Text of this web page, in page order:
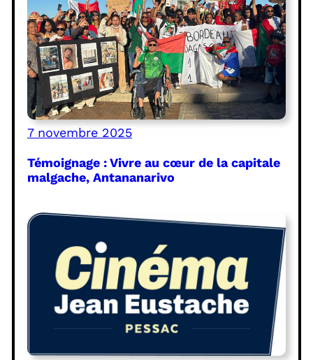
7 novembre 2025
Témoignage : Vivre au cœur de la capitale
malgache, Antananarivo